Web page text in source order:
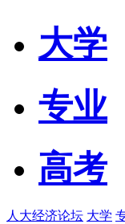
大学
专业
高考
人大经济论坛 大学